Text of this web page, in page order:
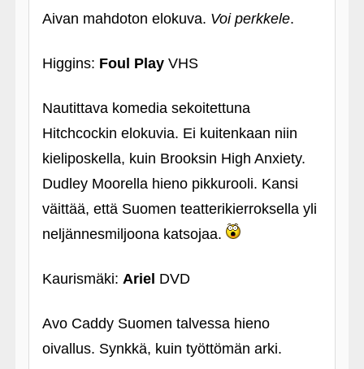
Aivan mahdoton elokuva. Voi perkkele.
Higgins: Foul PlayVHS
Nautittava komedia sekoitettuna
Hitchcockin elokuvia. Ei kuitenkaan niin
kieliposkella, kuin Brooksin High Anxiety.
Dudley Moorella hieno pikkurooli. Kansi
väittää, että Suomen teatterikierroksella yli
neljännesmiljoona katsojaa.
Kaurismäki: Ariel DVD
Avo Caddy Suomen talvessa hieno
oivallus. Synkkä, kuin työttömän arki.